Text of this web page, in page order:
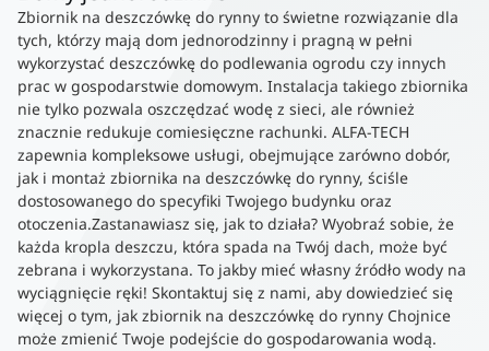
Zbiornik na deszczówkę do rynny to świetne rozwiązanie dla
tych, którzy mają dom jednorodzinny i pragną w pełni
wykorzystać deszczówkę do podlewania ogrodu czy innych
prac w gospodarstwie domowym. Instalacja takiego zbiornika
nie tylko pozwala oszczędzać wodę z sieci, ale również
znacznie redukuje comiesięczne rachunki. ALFA-TECH
zapewnia kompleksowe usługi, obejmujące zarówno dobór,
jak i montaż zbiornika na deszczówkę do rynny, ściśle
dostosowanego do specyfiki Twojego budynku oraz
otoczenia.Zastanawiasz się, jak to działa? Wyobraź sobie, że
każda kropla deszczu, która spada na Twój dach, może być
zebrana i wykorzystana. To jakby mieć własny źródło wody na
wyciągnięcie ręki! Skontaktuj się z nami, aby dowiedzieć się
więcej o tym, jak zbiornik na deszczówkę do rynny Chojnice
może zmienić Twoje podejście do gospodarowania wodą.